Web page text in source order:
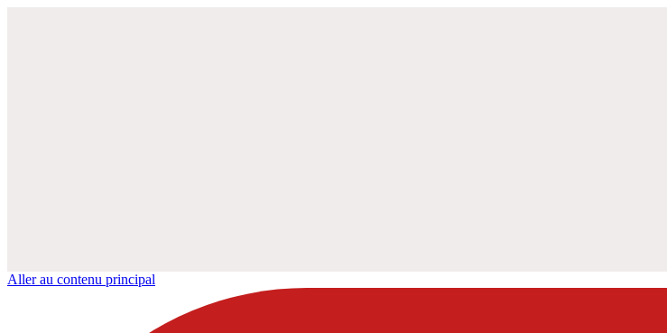
Aller au contenu principal